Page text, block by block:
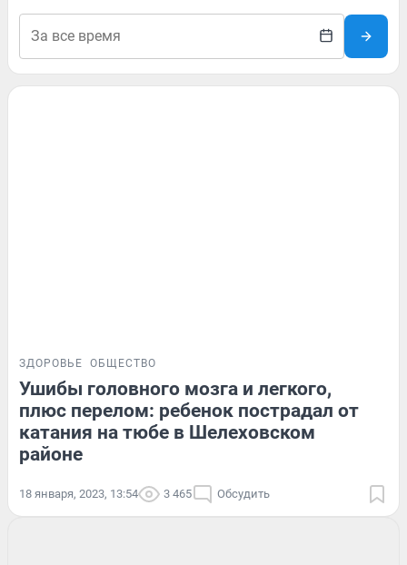
ЗДОРОВЬЕ ОБЩЕСТВО
Ушибы головного мозга и легкого,
плюс перелом: ребенок пострадал от
катания на тюбе в Шелеховском
районе
18 января, 2023, 13:54 3 465 Обсудить